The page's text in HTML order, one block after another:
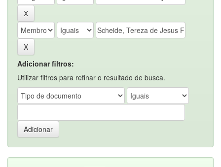
Adicionar filtros:
Utilizar filtros para refinar o resultado de busca.